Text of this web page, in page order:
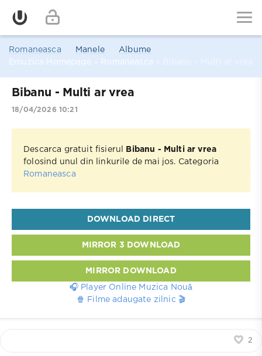
Romaneasca Manele
Albume
Emuzica Homepage
Romaneasca
Bibanu - Multi ar vrea
18/04/2026 10:21
Descarca gratuit fisierul
Bibanu - Multi ar vrea
folosind unul din linkurile de mai jos. Categoria
Romaneasca
DOWNLOAD DIRECT
MIRROR 3 DOWNLOAD
MIRROR DOWNLOAD
🎧 Player Online Muzica Nouă
🍿 Filme adaugate zilnic 🎬
2